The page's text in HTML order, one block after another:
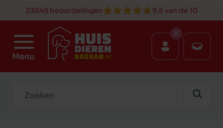
23849 beoordelingen 9,6 van de 10
Menu